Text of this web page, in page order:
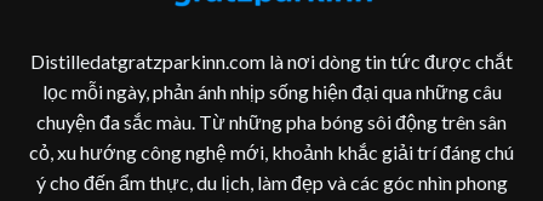
Distilledatgratzparkinn.com là nơi dòng tin tức được chắt
lọc mỗi ngày, phản ánh nhịp sống hiện đại qua những câu
chuyện đa sắc màu. Từ những pha bóng sôi động trên sân
cỏ, xu hướng công nghệ mới, khoảnh khắc giải trí đáng chú
ý cho đến ẩm thực, du lịch, làm đẹp và các góc nhìn phong